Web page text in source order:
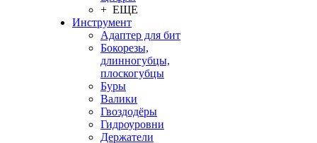
+ ЕЩЕ
Инструмент
Адаптер для бит
Бокорезы,
длинногубцы,
плоскогубцы
Буры
Валики
Гвоздодёры
Гидроуровни
Держатели